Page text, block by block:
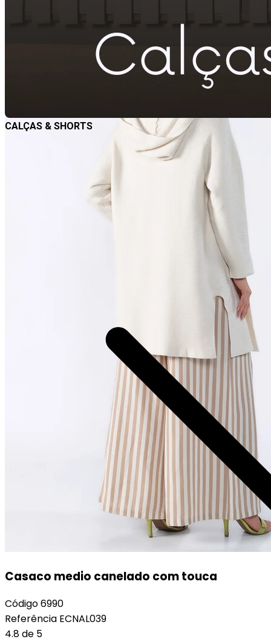
CALÇAS & SHORTS
Casaco medio canelado com touca
Código6990
Referência ECNAL039
4.8 de 5